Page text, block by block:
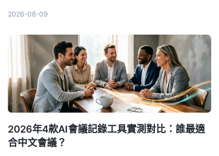
2026-08-09
2026年4款AI會議記錄工具實測對比：誰最適
合中文會議？